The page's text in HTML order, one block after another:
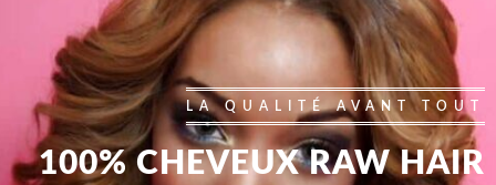
LA QUALITÉ AVANT TOUT
100% CHEVEUX RAW HAIR